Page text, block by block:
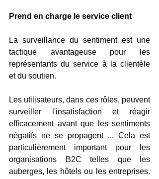
Prend en charge le service client
La surveillance du sentiment est une
tactique avantageuse pour les
représentants du service à la clientèle
et du soutien.
Les utilisateurs, dans ces rôles, peuvent
surveiller l'insatisfaction et réagir
efficacement avant que les sentiments
négatifs ne se propagent ... Cela est
particulièrement important pour les
organisations B2C telles que les
auberges, les hôtels ou les entreprises.